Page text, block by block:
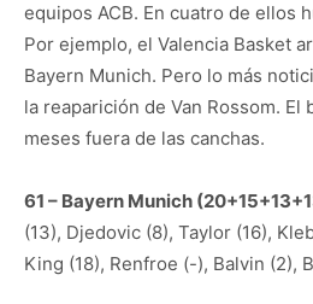
equipos ACB. En cuatro de ellos
Por ejemplo, el Valencia Basket
Bayern Munich. Pero lo más
la reaparición de Van Rossom. El
meses fuera de las canchas.
61 – Bayern Munich
(13), Djedovic (8), Taylor (16),
King (18), Renfroe (-), Balvin (2),